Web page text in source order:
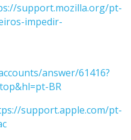
support.mozilla.org/pt-
impedir-
answer/61416?
BR
support.apple.com/pt-